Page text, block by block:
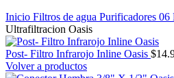
Inicio Filtros de agua Purificadores 06
Ultrafiltracion Oasis
Post- Filtro Infrarojo Inline Oasis $
Volver a productos